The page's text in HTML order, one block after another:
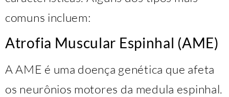
comuns incluem:
Atrofia Muscular Espinhal (AME)
A AME é uma doença genética que afeta
os neurônios motores da medula espinhal.